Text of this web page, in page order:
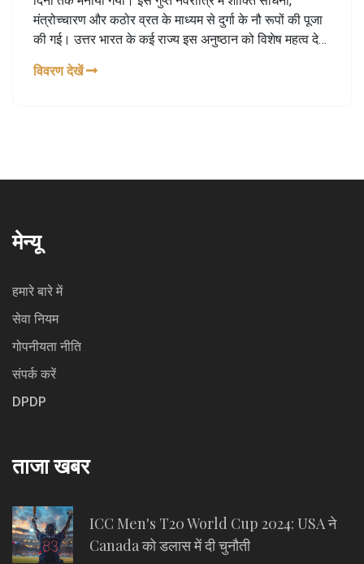
मंत्रोच्चारण और कठोर व्रत के माध्यम से दुर्गा के नौ रूपों की पूजा
की गई। उत्तर भारत के कई राज्य इस अनुष्ठान को विशेष महत्व देते
विवरण देखें
मेन्यू
हमारे बारे में
सेवा नियम
गोपनीयता नीति
संपर्क करें
DPDP
ताजा खबर
ICC Men's T20 World Cup 2024: USA ने
Canada को डलास में दी चुनौती